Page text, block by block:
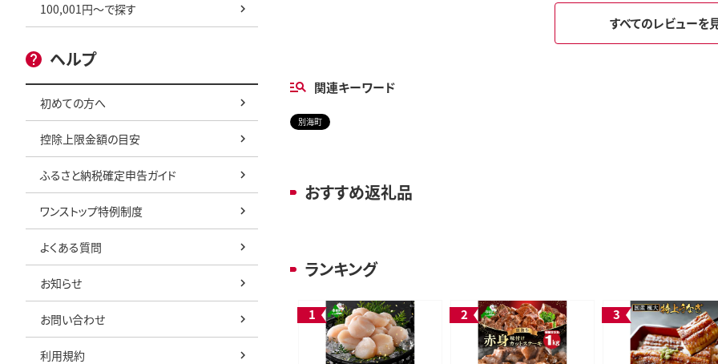
100,001円～で探す
ヘルプ
初めての方へ
控除上限金額の目安
ふるさと納税確定申告ガイド
ワンストップ特例制度
よくある質問
お知らせ
お問い合わせ
利用規約
すべてのレビューを
関連キーワード
別海町
おすすめ返礼品
ランキング